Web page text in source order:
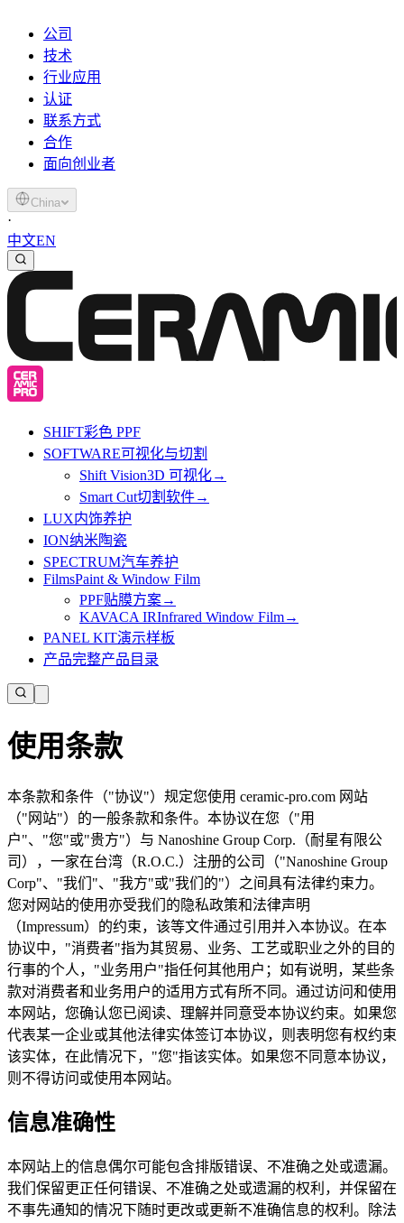
公司
技术
行业应用
认证
联系方式
合作
面向创业者
China
·
中文EN
SHIFT彩色 PPF
SOFTWARE可视化与切割
Shift Vision3D 可视化→
Smart Cut切割软件→
LUX内饰养护
ION纳米陶瓷
SPECTRUM汽车养护
FilmsPaint & Window Film
PPF贴膜方案→
KAVACA IRInfrared Window Film→
PANEL KIT演示样板
产品完整产品目录
使用条款
本条款和条件（"协议"）规定您使用 ceramic-pro.com 网站
（"网站"）的一般条款和条件。本协议在您（"用
户"、"您"或"贵方"）与 Nanoshine Group Corp.（耐星有限公
司），一家在台湾（R.O.C.）注册的公司（"Nanoshine Group
Corp"、"我们"、"我方"或"我们的"）之间具有法律约束力。
您对网站的使用亦受我们的隐私政策和法律声明
（Impressum）的约束，该等文件通过引用并入本协议。在本
协议中，"消费者"指为其贸易、业务、工艺或职业之外的目的
行事的个人，"业务用户"指任何其他用户；如有说明，某些条
款对消费者和业务用户的适用方式有所不同。通过访问和使用
本网站，您确认您已阅读、理解并同意受本协议约束。如果您
代表某一企业或其他法律实体签订本协议，则表明您有权约束
该实体，在此情况下，"您"指该实体。如果您不同意本协议，
则不得访问或使用本网站。
信息准确性
本网站上的信息偶尔可能包含排版错误、不准确之处或遗漏。
我们保留更正任何错误、不准确之处或遗漏的权利，并保留在
不事先通知的情况下随时更改或更新不准确信息的权利。除法